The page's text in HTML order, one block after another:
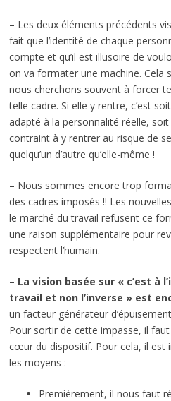
– Les deux éléments précédents
fait que l’identité de chaque
compte et qu’il est illusoire de
on va formater une machine. Cela
nous cherchons souvent à forcer
telle cadre. Si elle y rentre, c’est
adapté à la personnalité réelle,
contraint à y rentrer au risque de
quelqu’un d’autre qu’elle-même !
– Nous sommes encore trop
des cadres imposés !! Les
le marché du travail refusent ce
une raison supplémentaire pour
respectent l’humain.
– La vision basée sur « c’est à
travail et non l’inverse » est
un facteur générateur
Pour sortir de cette impasse, il
cœur du dispositif. Pour cela, il est
les moyens :
Premièrement, il nous faut